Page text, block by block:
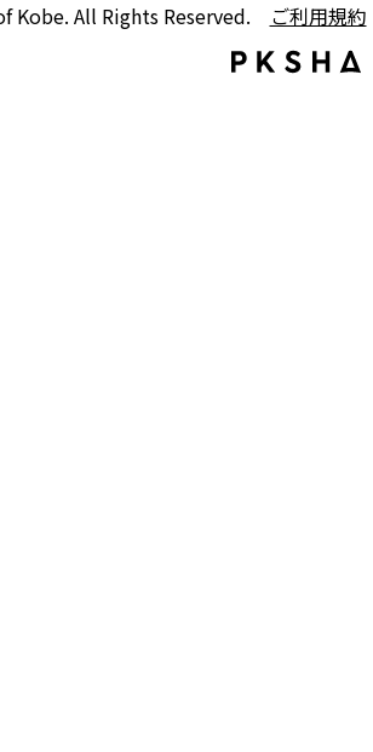
Kobe. All Rights Reserved. ご利用規約